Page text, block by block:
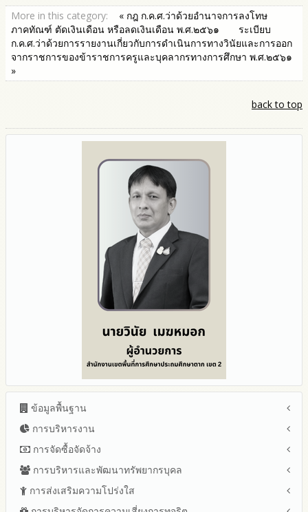
More in this category:
« กฎ ก.ค.ศ.ว่าด้วยอำนาจการลงโทษ
ภาคทัณฑ์ ตัดเงินเดือน หรือลดเงินเดือน พ.ศ.๒๕๖๑
ระเบียบ
ก.ค.ศ.ว่าด้วยการรายงานเกี่ยวกับการดำเนินการทางวินัยและการออก
จากราชการของข้าราชการครูและบุคลากรทางการศึกษา พ.ศ.๒๕๖๑
»
back to top
ข้อมูลพื้นฐาน
โครงสร้าง หน้าที่และอำนาจ
ข้อมูลผู้บริหาร
ข้อมูลการติดต่อและ ช่องทางการสอบถาม
นโยบายคุ้มครองข้อมูลส่วนบุคคล
การบริหารงาน
แผนยุทธศาสตร์หรือแผนพัฒนาสำนักงานเขตพื้นที่การศึกษา
แผนและความก้าวหน้าในการดำเนินงานและการใช้งบประมาณ
ปีงบประมาณ 2569
การจัดซื้อจัดจ้าง
สรุปผลการจัดซื้อจัดจ้างหรือการจัดหาพัสดุรายเดือน ประจำ
ปีงบประมาณ พ.ศ.2569 (แบบ สขร.1)
การบริหารและพัฒนาทรัพยากรบุคล
หลักเกณฑ์และแผนการบริหารและพัฒนาทรัพยากรบุคลล ประจำ
ปีงบประมาณ พ.ศ.2569
การส่งเสริมความโปร่งใส